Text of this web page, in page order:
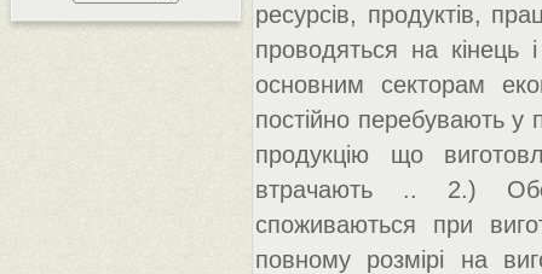
ресурсів, продуктів,
проводяться на кінець
основним секторам
постійно перебувають у
продукцію що
втрачають .. 2.)
споживаються при
повному розмірі на